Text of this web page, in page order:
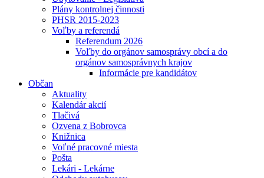
Plány kontrolnej činnosti
PHSR 2015-2023
Voľby a referendá
Referendum 2026
Voľby do orgánov samosprávy obcí a do
orgánov samosprávnych krajov
Informácie pre kandidátov
Občan
Aktuality
Kalendár akcií
Tlačivá
Ozvena z Bobrovca
Knižnica
Voľné pracovné miesta
Pošta
Lekári - Lekárne